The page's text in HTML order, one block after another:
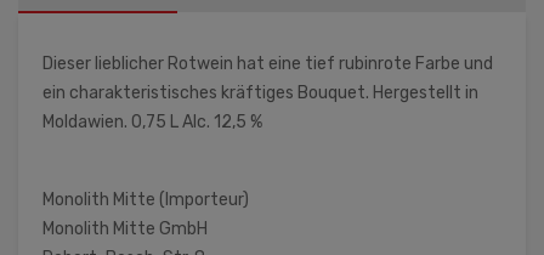
Dieser lieblicher Rotwein hat eine tief rubinrote Farbe und
ein charakteristisches kräftiges Bouquet. Hergestellt in
Moldawien. 0,75 L Alc. 12,5 %
Monolith Mitte (Importeur)
Monolith Mitte GmbH